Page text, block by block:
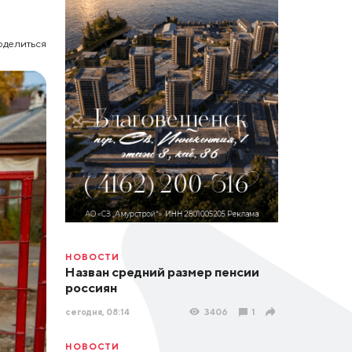
НОВОСТИ
Назван средний размер пенсии
россиян
сегодня, 08:14 3406 1
НОВОСТИ